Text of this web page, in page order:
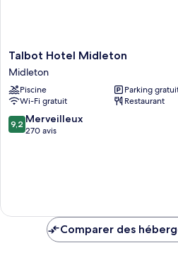
Talbot
Hotel
Midleton
Midleton
Talbot Hotel Midleton
Midleton
Piscine
Parking
Wi-Fi gratuit
Restaurant
9.2
sur
9,2 Merveilleux
270 avis
Comparer des